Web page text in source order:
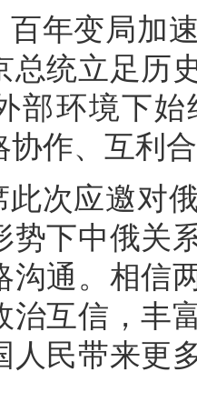
百年变局加
总统立足历
部环境下
协作、互利
此次应邀对
势下中俄关
沟通。相信
治互信，丰
人民带来更